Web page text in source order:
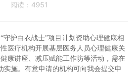
阅读：4951
守护白衣战士”项目计划资助心理健康相
医疗机构开展基层医务人员心理健康关
康讲座、减压赋能工作坊等活动，需在
实施。有意申请的机构可向我会提交申